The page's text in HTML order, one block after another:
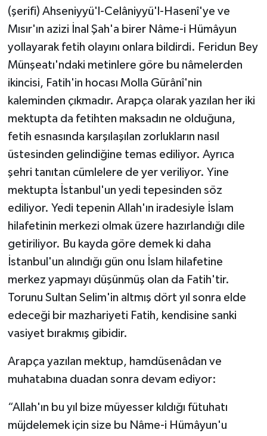
(şerifi) Ahseniyyü'l-Celâniyyü'l-Hasenî'ye ve
Mısır'ın azizi İnal Şah'a birer Nâme-i Hümâyun
yollayarak fetih olayını onlara bildirdi. Feridun Bey
Münşeatı'ndaki metinlere göre bu nâmelerden
ikincisi, Fatih'in hocası Molla Gürânî'nin
kaleminden çıkmadır. Arapça olarak yazılan her iki
mektupta da fetihten maksadın ne olduğuna,
fetih esnasında karşılaşılan zorlukların nasıl
üstesinden gelindiğine temas ediliyor. Ayrıca
şehri tanıtan cümlelere de yer veriliyor. Yine
mektupta İstanbul'un yedi tepesinden söz
ediliyor. Yedi tepenin Allah'ın iradesiyle İslam
hilafetinin merkezi olmak üzere hazırlandığı dile
getiriliyor. Bu kayda göre demek ki daha
İstanbul'un alındığı gün onu İslam hilafetine
merkez yapmayı düşünmüş olan da Fatih'tir.
Torunu Sultan Selim'in altmış dört yıl sonra elde
edeceği bir mazhariyeti Fatih, kendisine sanki
vasiyet bırakmış gibidir.
Arapça yazılan mektup, hamdüsenâdan ve
muhatabına duadan sonra devam ediyor:
“Allah'ın bu yıl bize müyesser kıldığı fütuhatı
müjdelemek için size bu Nâme-i Hümâyun'u